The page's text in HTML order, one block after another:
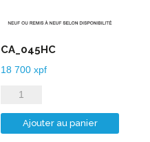
CA_045HC
18 700xpf
quantité
de
CA_045HC
Ajouter au panier